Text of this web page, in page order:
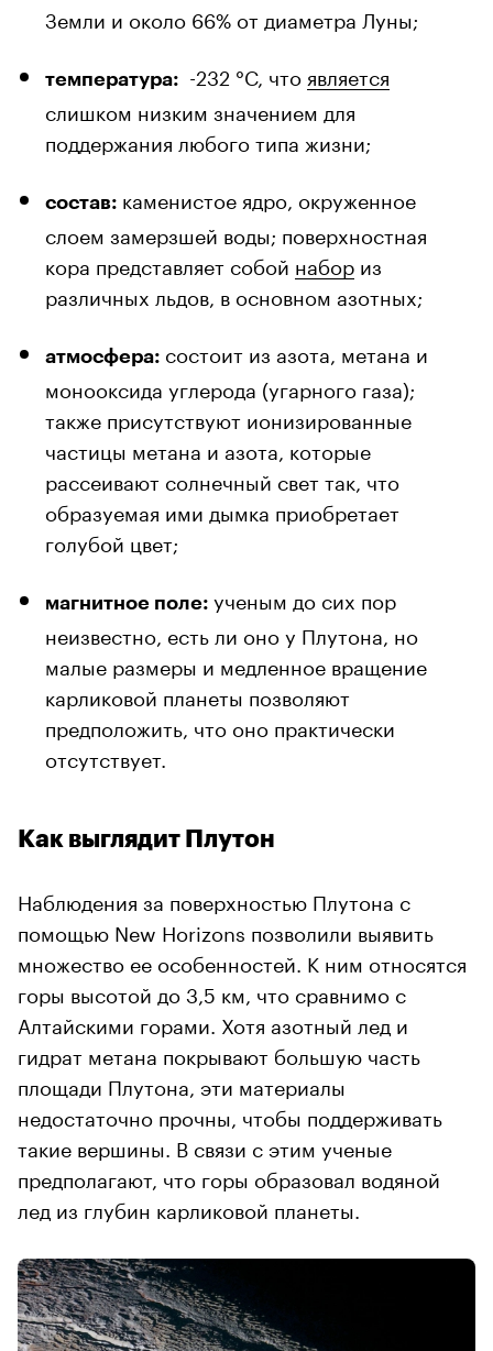
Земли и около 66% от диаметра Луны;
температура: -232 °C, что является
слишком низким значением для
поддержания любого типа жизни;
состав: каменистое ядро, окруженное
слоем замерзшей воды; поверхностная
кора представляет собой набор из
различных льдов, в основном азотных;
атмосфера: состоит из азота, метана и
монооксида углерода (угарного газа);
также присутствуют ионизированные
частицы метана и азота, которые
рассеивают солнечный свет так, что
образуемая ими дымка приобретает
голубой цвет;
магнитное поле: ученым до сих пор
неизвестно, есть ли оно у Плутона, но
малые размеры и медленное вращение
карликовой планеты позволяют
предположить, что оно практически
отсутствует.
Как выглядит Плутон
Наблюдения за поверхностью Плутона с
помощью New Horizons позволили выявить
множество ее особенностей. К ним относятся
горы высотой до 3,5 км, что сравнимо с
Алтайскими горами. Хотя азотный лед и
гидрат метана покрывают большую часть
площади Плутона, эти материалы
недостаточно прочны, чтобы поддерживать
такие вершины. В связи с этим ученые
предполагают, что горы образовал водяной
лед из глубин карликовой планеты.